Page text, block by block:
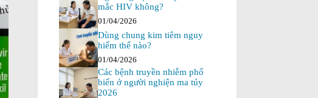
mắc HIV không?
01/04/2026
Dùng chung kim tiêm nguy
hiểm thế nào?
01/04/2026
Các bệnh truyền nhiễm phổ
biến ở người nghiện ma túy
2026